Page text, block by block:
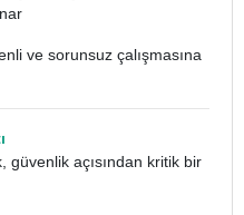
ve sorunsuz çalışmasına
güvenlik açısından kritik bir